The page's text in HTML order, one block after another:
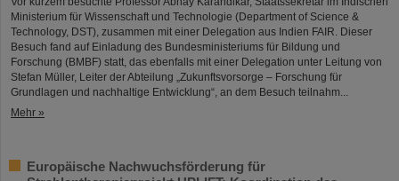
Ministerium für Wissenschaft und Technologie (Department of Science &
Technology, DST), zusammen mit einer Delegation aus Indien FAIR. Dieser
Besuch fand auf Einladung des Bundesministeriums für Bildung und
Forschung (BMBF) statt, das ebenfalls mit einer Delegation unter Leitung von
Stefan Müller, Leiter der Abteilung „Zukunftsvorsorge – Forschung für
Grundlagen und nachhaltige Entwicklung“, an dem Besuch teilnahm...
Mehr »
Europäische Nachwuchsförderung für